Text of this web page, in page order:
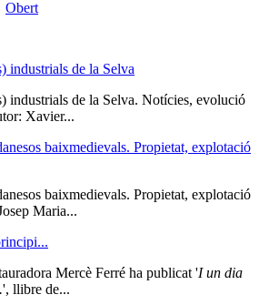
industrials de la Selva
industrials de la Selva. Notícies, evolució
Xavier...
baixmedievals. Propietat, explotació
baixmedievals. Propietat, explotació
Maria...
Mercè Ferré ha publicat 'I un dia
', llibre de...